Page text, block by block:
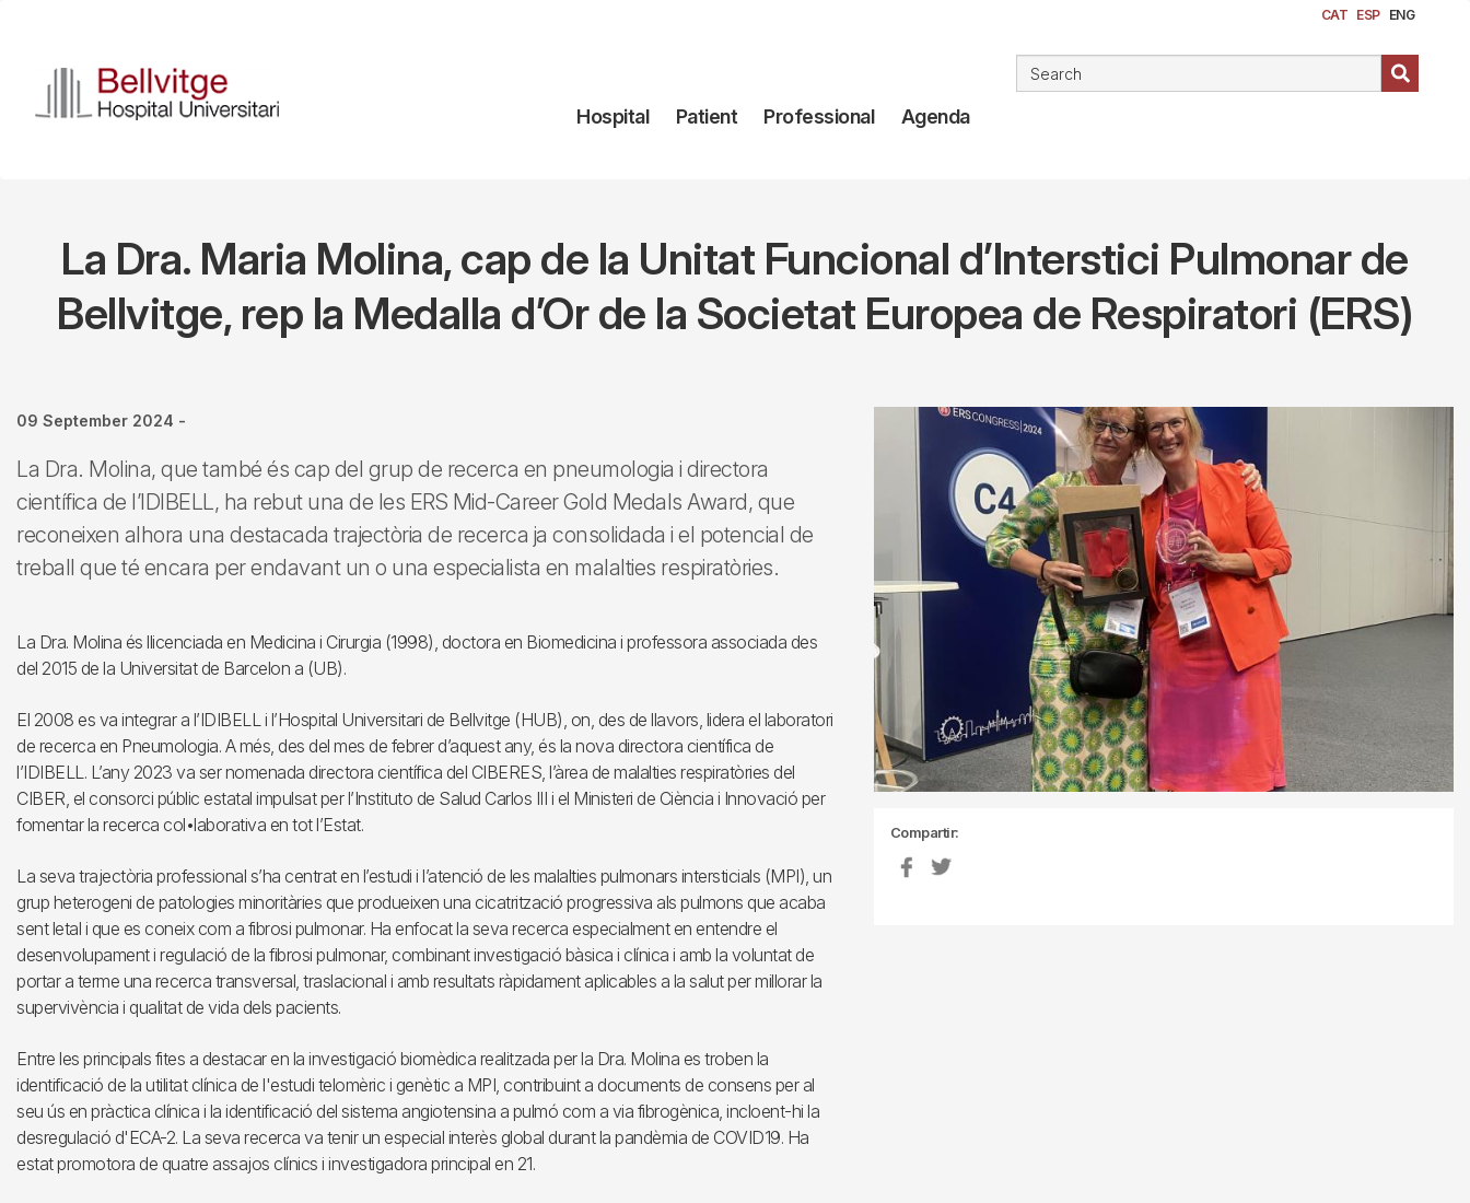
content
CAT ESP ENG
Navegación
Hospital Patient Professional Agenda
La Dra. Maria Molina, cap de la Unitat Funcional d’Interstici Pulmonar de
Bellvitge, rep la Medalla d’Or de la Societat Europea de Respiratori (ERS)
09 September 2024 -
La Dra. Molina, que també és cap del grup de recerca en pneumologia i directora
científica de l’IDIBELL, ha rebut una de les ERS Mid-Career Gold Medals Award, que
reconeixen alhora una destacada trajectòria de recerca ja consolidada i el potencial de
treball que té encara per endavant un o una especialista en malalties respiratòries.
La Dra. Molina és llicenciada en Medicina i Cirurgia (1998), doctora en Biomedicina i professora associada des
del 2015 de la Universitat de Barcelon a (UB).
El 2008 es va integrar a l’IDIBELL i l’Hospital Universitari de Bellvitge (HUB), on, des de llavors, lidera el laboratori
de recerca en Pneumologia. A més, des del mes de febrer d’aquest any, és la nova directora científica de
l’IDIBELL. L’any 2023 va ser nomenada directora científica del CIBERES, l’àrea de malalties respiratòries del
CIBER, el consorci públic estatal impulsat per l’Instituto de Salud Carlos III i el Ministeri de Ciència i Innovació per
fomentar la recerca col•laborativa en tot l’Estat.
La seva trajectòria professional s’ha centrat en l’estudi i l’atenció de les malalties pulmonars intersticials (MPI), un
grup heterogeni de patologies minoritàries que produeixen una cicatrització progressiva als pulmons que acaba
sent letal i que es coneix com a fibrosi pulmonar. Ha enfocat la seva recerca especialment en entendre el
desenvolupament i regulació de la fibrosi pulmonar, combinant investigació bàsica i clínica i amb la voluntat de
portar a terme una recerca transversal, traslacional i amb resultats ràpidament aplicables a la salut per millorar la
supervivència i qualitat de vida dels pacients.
Entre les principals fites a destacar en la investigació biomèdica realitzada per la Dra. Molina es troben la
identificació de la utilitat clínica de l'estudi telomèric i genètic a MPI, contribuint a documents de consens per al
seu ús en pràctica clínica i la identificació del sistema angiotensina a pulmó com a via fibrogènica, incloent-hi la
desregulació d'ECA-2. La seva recerca va tenir un especial interès global durant la pandèmia de COVID19. Ha
estat promotora de quatre assajos clínics i investigadora principal en 21.
Compartir: